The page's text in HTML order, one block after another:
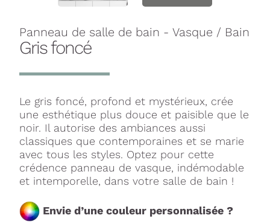
Panneau de salle de bain - Vasque / Bain
Gris foncé
Le gris foncé, profond et mystérieux, crée
une esthétique plus douce et paisible que le
noir. Il autorise des ambiances aussi
classiques que contemporaines et se marie
avec tous les styles. Optez pour cette
crédence panneau de vasque, indémodable
et intemporelle, dans votre salle de bain !
Envie d’une couleur personnalisée ?